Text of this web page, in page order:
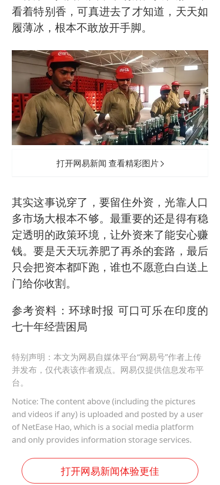
看着特别香，可真进去了才知道，天天如
履薄冰，根本不敢放开手脚。
打开网易新闻 查看精彩图片
其实这事说穿了，要留住外资，光靠人口
多市场大根本不够。最重要的还是得有稳
定透明的政策环境，让外资来了能安心赚
钱。要是天天玩养肥了再杀的套路，最后
只会把资本都吓跑，谁也不愿意白白送上
门给你收割。
参考资料：环球时报 可口可乐在印度的
七十年经营困局
特别声明：本文为网易自媒体平台“网易号”作者上传
并发布，仅代表该作者观点。网易仅提供信息发布平
台。
Notice: The content above (including the pictures
and videos if any) is uploaded and posted by a user
of NetEase Hao, which is a social media platform
and only provides information storage services.
打开网易新闻体验更佳